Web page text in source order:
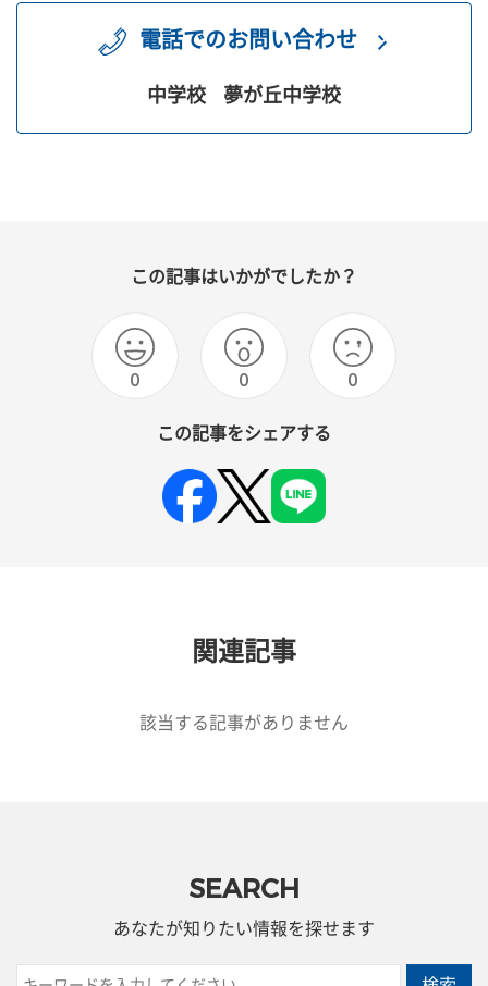
電話でのお問い合わせ
中学校 夢が丘中学校
この記事はいかがでしたか？
0 0 0
この記事をシェアする
関連記事
該当する記事がありません
SEARCH
あなたが知りたい情報を探せます